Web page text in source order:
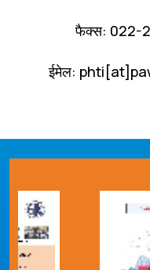
फैक्स: 022-
ईमेल: